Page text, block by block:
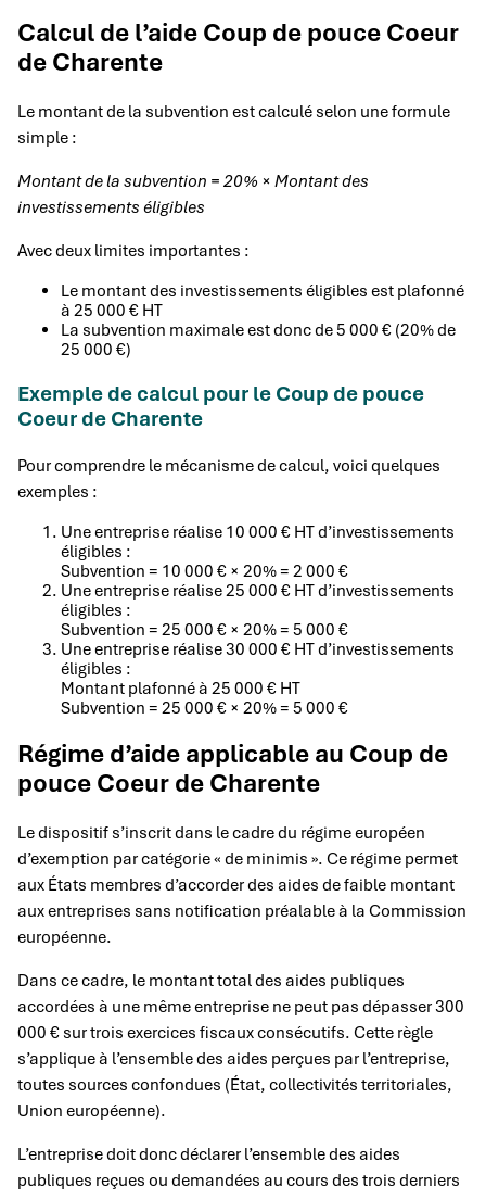
Calcul de l’aide Coup de pouce Coeur
de Charente
Le montant de la subvention est calculé selon une formule
simple :
Montant de la subvention = 20% × Montant des
investissements éligibles
Avec deux limites importantes :
Le montant des investissements éligibles est plafonné
à 25 000 € HT
La subvention maximale est donc de 5 000 € (20% de
25 000 €)
Exemple de calcul pour le Coup de pouce
Coeur de Charente
Pour comprendre le mécanisme de calcul, voici quelques
exemples :
Une entreprise réalise 10 000 € HT d’investissements
éligibles :
Subvention = 10 000 € × 20% = 2 000 €
Une entreprise réalise 25 000 € HT d’investissements
éligibles :
Subvention = 25 000 € × 20% = 5 000 €
Une entreprise réalise 30 000 € HT d’investissements
éligibles :
Montant plafonné à 25 000 € HT
Subvention = 25 000 € × 20% = 5 000 €
Régime d’aide applicable au Coup de
pouce Coeur de Charente
Le dispositif s’inscrit dans le cadre du régime européen
d’exemption par catégorie « de minimis ». Ce régime permet
aux États membres d’accorder des aides de faible montant
aux entreprises sans notification préalable à la Commission
européenne.
Dans ce cadre, le montant total des aides publiques
accordées à une même entreprise ne peut pas dépasser 300
000 € sur trois exercices fiscaux consécutifs. Cette règle
s’applique à l’ensemble des aides perçues par l’entreprise,
toutes sources confondues (État, collectivités territoriales,
Union européenne).
L’entreprise doit donc déclarer l’ensemble des aides
publiques reçues ou demandées au cours des trois derniers